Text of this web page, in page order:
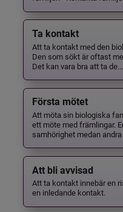
Ta kontakt
Att ta kontakt med den
Den som sökt är oftast
Det kan vara bra att ta de...
Första mötet
Att möta sin biologiska
ett möte med främlingar.
samhörighet medan
Att bli avvisad
Att ta kontakt innebär en
en inledande kontakt.